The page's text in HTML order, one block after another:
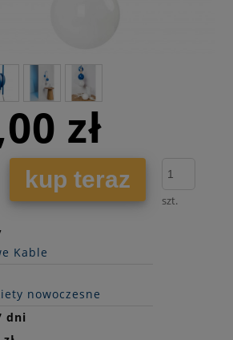
zł
kup teraz
szt.
Kable
nowoczesne
dni